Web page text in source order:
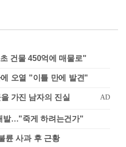
건물 450억에 매물로"
오열 "이틀 만에 발견"
발…"죽게 하려는건가"
륜 사과 후 근황